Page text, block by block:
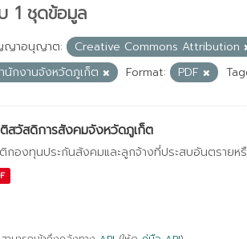
1 ชุดข้อมูล
าอนุญาต: Creative Commons Attribution
นักงานจังหวัดภูเก็ต
Format: PDF
สวัสดิการสังคมจังหวัดภูเก็ต
กองทุนประกันสังคมและลูกจ้างที่ประสบอันตรายห